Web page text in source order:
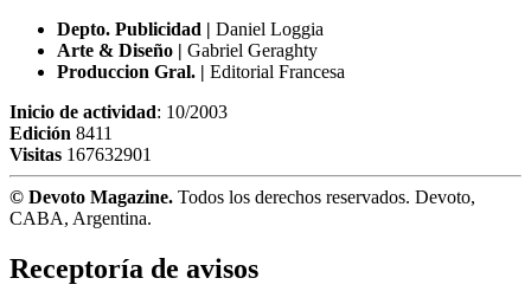
Depto. Publicidad | Daniel Loggia
Arte & Diseño | Gabriel Geraghty
Produccion Gral. | Editorial Francesa
Inicio de actividad: 10/2003
Edición 8411
Visitas 167632901
© Devoto Magazine. Todos los derechos reservados. Devoto,
CABA, Argentina.
Receptoría de avisos